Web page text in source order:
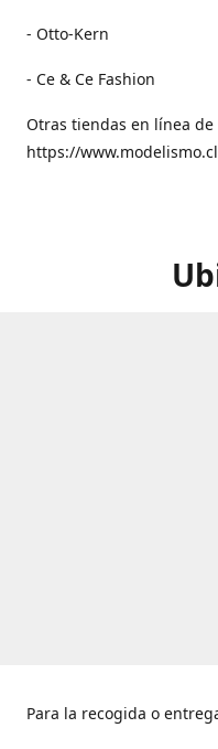
- Otto-Kern
- Ce & Ce Fashion
Otras tiendas en línea de
https://www.modelismo.cl
Para la recogida o